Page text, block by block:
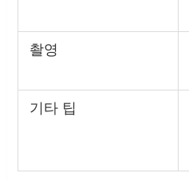
촬영
기타 팁